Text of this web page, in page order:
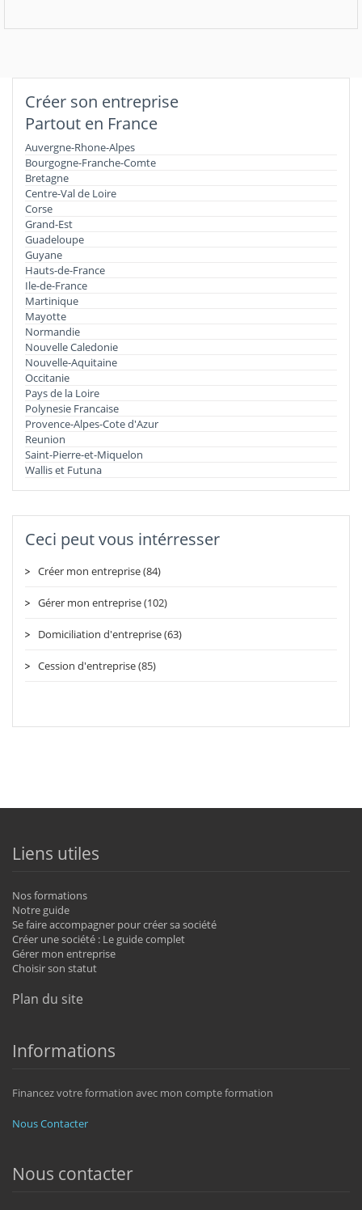
Créer son entreprise
Partout en France
Auvergne-Rhone-Alpes
Bourgogne-Franche-Comte
Bretagne
Centre-Val de Loire
Corse
Grand-Est
Guadeloupe
Guyane
Hauts-de-France
Ile-de-France
Martinique
Mayotte
Normandie
Nouvelle Caledonie
Nouvelle-Aquitaine
Occitanie
Pays de la Loire
Polynesie Francaise
Provence-Alpes-Cote d'Azur
Reunion
Saint-Pierre-et-Miquelon
Wallis et Futuna
Ceci peut vous intérresser
Créer mon entreprise (84)
Gérer mon entreprise (102)
Domiciliation d'entreprise (63)
Cession d'entreprise (85)
Liens utiles
Nos formations
Notre guide
Se faire accompagner pour créer sa société
Créer une société : Le guide complet
Gérer mon entreprise
Choisir son statut
Plan du site
Informations
Financez votre formation avec mon compte formation
Nous Contacter
Nous contacter